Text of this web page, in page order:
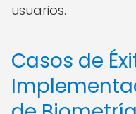
usuarios.
Casos de